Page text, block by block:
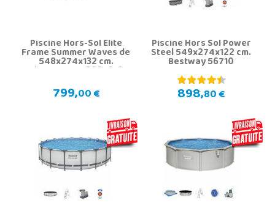
Piscine Hors-Sol Elite
Frame Summer Waves de
548x274x132 cm.
Polygroup P418095210E
799,00 €
Piscine Hors Sol Power
Steel 549x274x122 cm.
Bestway 56710
898,80 €